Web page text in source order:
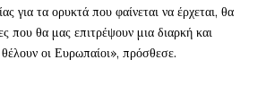
για τα ορυκτά που φαίνεται να έρχεται, θα
που θα μας επιτρέψουν μια διαρκή και
οι Ευρωπαίοι», πρόσθεσε.